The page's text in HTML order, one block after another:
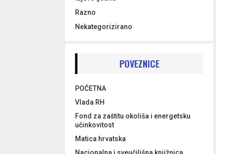
Razno
Nekategorizirano
POVEZNICE
POČETNA
Vlada RH
Fond za zaštitu okoliša i energetsku
učinkovitost
Matica hrvatska